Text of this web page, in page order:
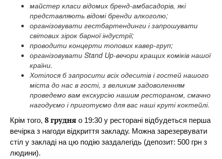
майстер класи відомих бренд-амбасадорів, які
представляють відомі бренди алкоголю;
організовувати гестбартендинги і запрошувати
світових зірок барної індустрії;
проводити концерти топових кавер-груп;
організовувати Stand Up-вечори кращих коміків нашої
країни.
Хотілося б запросити всіх одеситів і гостей нашого
міста до нас в гості, з великим задоволенням
проведемо вам екскурсію нашим рестораном, смачно
нагодуємо і приготуємо для вас наші круті коктейлі.
Крім того, 8 грудня о 19:30 у ресторані відбудеться перша
вечірка з нагоди відкриття закладу. Можна зарезервувати
стіл у закладі на цю подію заздалегідь (депозит: 500 грн з
людини).